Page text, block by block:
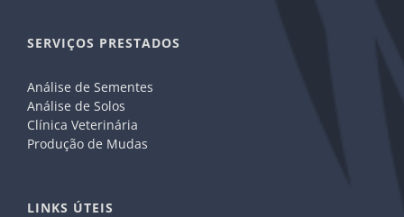
SERVIÇOS PRESTADOS
Análise de Sementes
Análise de Solos
Clínica Veterinária
Produção de Mudas
LINKS ÚTEIS